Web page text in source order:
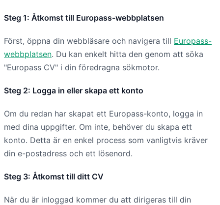
Steg 1: Åtkomst till Europass-webbplatsen
Först, öppna din webbläsare och navigera till Europass-
webbplatsen. Du kan enkelt hitta den genom att söka
"Europass CV" i din föredragna sökmotor.
Steg 2: Logga in eller skapa ett konto
Om du redan har skapat ett Europass-konto, logga in
med dina uppgifter. Om inte, behöver du skapa ett
konto. Detta är en enkel process som vanligtvis kräver
din e-postadress och ett lösenord.
Steg 3: Åtkomst till ditt CV
När du är inloggad kommer du att dirigeras till din